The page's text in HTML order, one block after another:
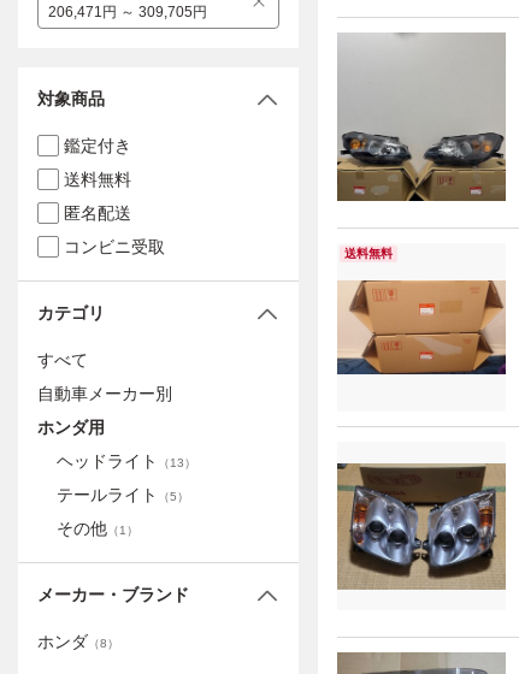
送料無料
206,471円 ～ 309,705円
対象商品
鑑定付き
送料無料
匿名配送
コンビニ受取
カテゴリ
すべて
自動車メーカー別
ホンダ用
ヘッドライト
（13）
テールライト （5）
その他 （1 ）
メーカー・ブランド
ホンダ （8）